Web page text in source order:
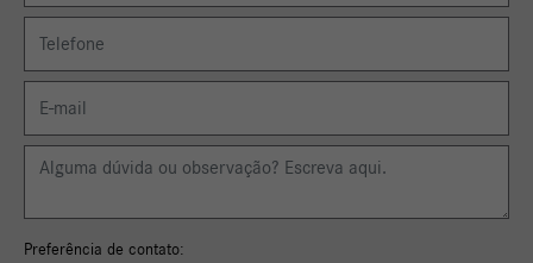
Preferência de contato: